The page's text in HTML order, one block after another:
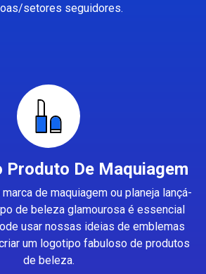
setores seguidores.
Produto De Maquiagem
de maquiagem ou planeja lançá-
de beleza glamourosa é essencial
usar nossas ideias de emblemas
um logotipo fabuloso de produtos
de beleza.